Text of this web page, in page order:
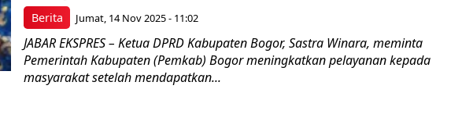
Berita Jumat, 14 Nov 2025 - 11:02
JABAR EKSPRES – Ketua DPRD Kabupaten Bogor, Sastra Winara, meminta
Pemerintah Kabupaten (Pemkab) Bogor meningkatkan pelayanan kepada
masyarakat setelah mendapatkan...